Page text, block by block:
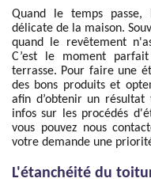
Quand le temps
délicate de la maison.
quand le revêtement
C’est le moment
terrasse. Pour faire une
des bons produits et
afin d’obtenir un résultat
infos sur les procédés
vous pouvez nous
votre demande une
L'étanchéité du